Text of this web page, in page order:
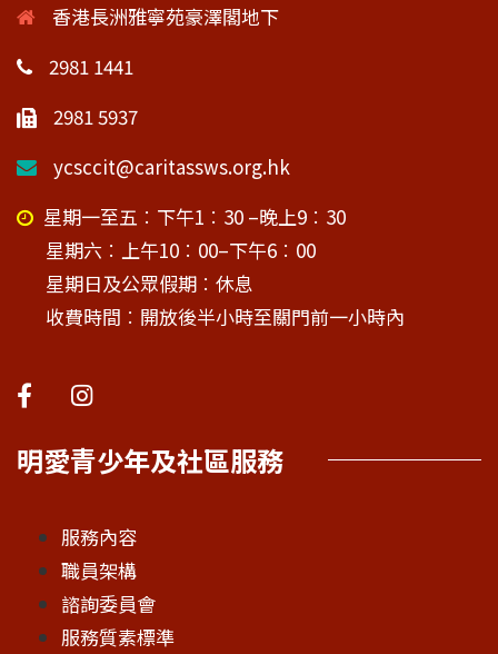
香港長洲雅寧苑豪澤閣地下
2981 1441
2981 5937
ycsccit@caritassws.org.hk
星期一至五︰下午1︰30 –晚上9︰30
星期六︰上午10︰00–下午6︰00
星期日及公眾假期︰休息
收費時間︰開放後半小時至關門前一小時內
明愛青少年及社區服務
服務內容
職員架構
諮詢委員會
服務質素標準